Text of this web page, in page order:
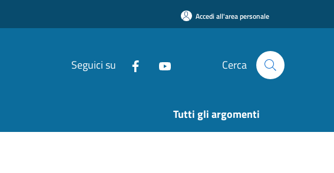
Accedi all'area personale
Seguici su Cerca
Tutti gli argomenti